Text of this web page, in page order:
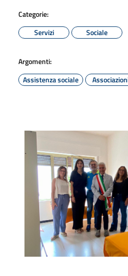
Categorie:
Servizi
Sociale
Argomenti:
Assistenza sociale